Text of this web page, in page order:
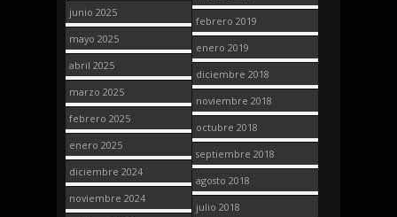
junio 2025
mayo 2025
abril 2025
marzo 2025
febrero 2025
enero 2025
diciembre 2024
noviembre 2024
febrero 2019
enero 2019
diciembre 2018
noviembre 2018
octubre 2018
septiembre 2018
agosto 2018
julio 2018